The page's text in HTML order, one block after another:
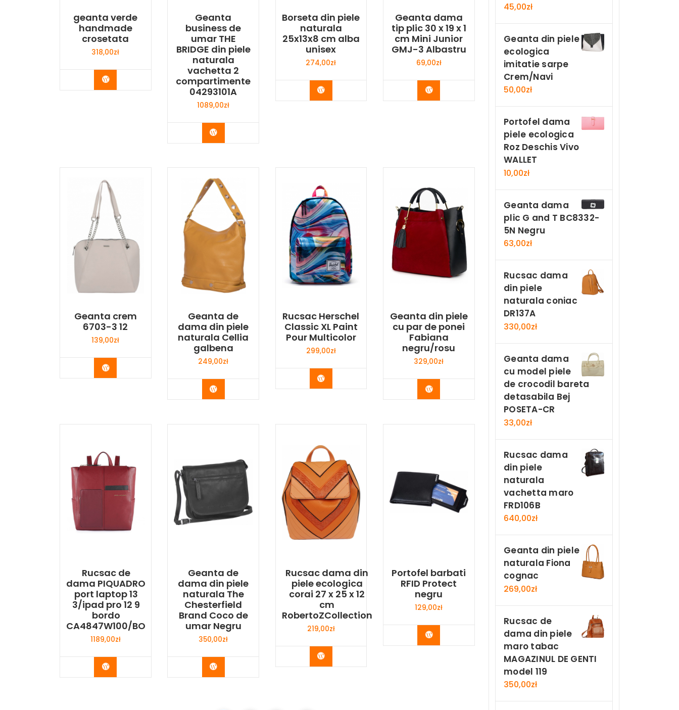
geanta verde
handmade
crosetata
318,00zł
Buy Now
Geanta
business de
umar THE
BRIDGE din piele
naturala
vachetta 2
compartimente
04293101A
1089,00zł
Buy Now
Borseta din piele
naturala
25x13x8 cm alba
unisex
274,00zł
Buy Now
Geanta dama
tip plic 30 x 19 x 1
cm Mini Junior
GMJ-3 Albastru
69,00zł
Buy Now
Geanta crem
6703-3 12
139,00zł
Buy Now
Geanta de
dama din piele
naturala Cellia
galbena
249,00zł
Buy Now
Rucsac Herschel
Classic XL Paint
Pour Multicolor
299,00zł
Buy Now
Geanta din piele
cu par de ponei
Fabiana
negru/rosu
329,00zł
Buy Now
Rucsac de
dama PIQUADRO
port laptop 13
3/ipad pro 12 9
bordo
CA4847W100/BO
1189,00zł
Buy Now
Geanta de
dama din piele
naturala The
Chesterfield
Brand Coco de
umar Negru
350,00zł
Buy Now
Rucsac dama din
piele ecologica
corai 27 x 25 x 12
cm
RobertoZCollection
219,00zł
Buy Now
Portofel barbati
RFID Protect
negru
129,00zł
Buy Now
45,00zł
Geanta din piele
ecologica
imitatie sarpe
Crem/Navi
50,00zł
Portofel dama
piele ecologica
Roz Deschis Vivo
WALLET
10,00zł
Geanta dama
plic G and T BC8332-
5N Negru
63,00zł
Rucsac dama
din piele
naturala coniac
DR137A
330,00zł
Geanta dama
cu model piele
de crocodil bareta
detasabila Bej
POSETA-CR
33,00zł
Rucsac dama
din piele
naturala
vachetta maro
FRD106B
640,00zł
Geanta din piele
naturala Fiona
cognac
269,00zł
Rucsac de
dama din piele
maro tabac
MAGAZINUL DE GENTI
model 119
350,00zł